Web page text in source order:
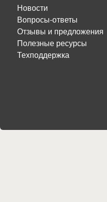
Новости
Вопросы-ответы
Отзывы и предложения
Полезные ресурсы
Техподдержка